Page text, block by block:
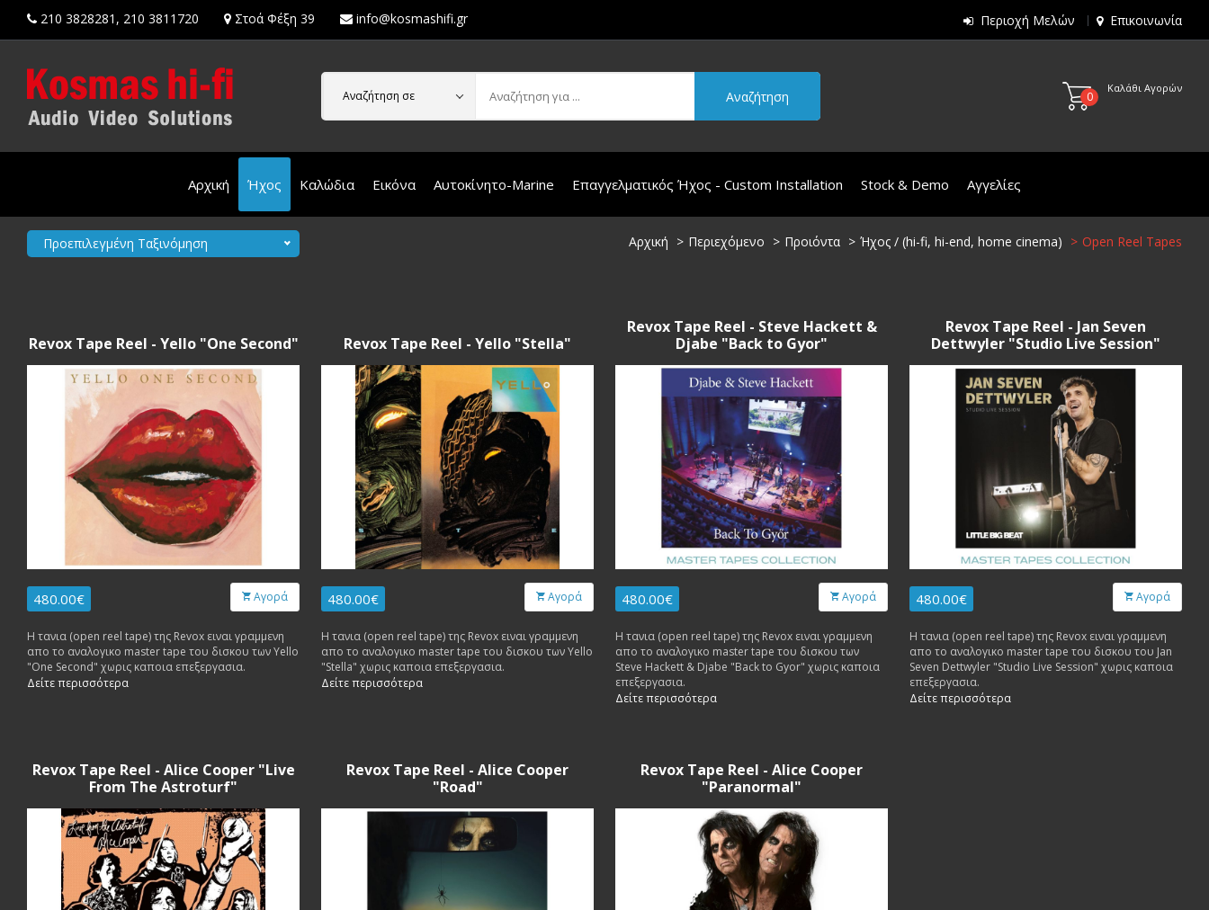
210 3828281 , 210 3811720 Στοά Φέξη 39 info@kosmashifi.gr Περιοχή Μελών Επικοινωνία
0
Καλάθι Αγορών
Αναζήτηση σε Αναζήτηση
Αρχική Ήχος Καλώδια Εικόνα Αυτοκίνητο-Marine Επαγγελματικός Ήχος - Custom Installation Stock & Demo Αγγελίες
Προεπιλεγμένη Ταξινόμηση Αρχική Περιεχόμενο Προιόντα Ήχος / (hi-fi, hi-end, home cinema) Open Reel Tapes
Revox Tape Reel - Yello "One Second"
480.00€ Αγορά
Η τανια (open reel tape) της Revox ειναι γραμμενη
απο το αναλογικο master tape του δισκου των Yello
"One Second" χωρις καποια επεξεργασια.
Δείτε περισσότερα
Revox Tape Reel - Yello "Stella"
480.00€ Αγορά
Η τανια (open reel tape) της Revox ειναι γραμμενη
απο το αναλογικο master tape του δισκου των Yello
"Stella" χωρις καποια επεξεργασια.
Δείτε περισσότερα
Revox Tape Reel - Steve Hackett &
Djabe "Back to Gyor"
480.00€ Αγορά
Η τανια (open reel tape) της Revox ειναι γραμμενη
απο το αναλογικο master tape του δισκου των
Steve Hackett & Djabe "Back to Gyor" χωρις καποια
επεξεργασια.
Δείτε περισσότερα
Revox Tape Reel - Jan Seven
Dettwyler "Studio Live Session"
480.00€ Αγορά
Η τανια (open reel tape) της Revox ειναι γραμμενη
απο το αναλογικο master tape του δισκου του Jan
Seven Dettwyler "Studio Live Session" χωρις καποια
επεξεργασια.
Δείτε περισσότερα
Revox Tape Reel - Alice Cooper "Live
From The Astroturf"
Revox Tape Reel - Alice Cooper
"Road"
Revox Tape Reel - Alice Cooper
"Paranormal"